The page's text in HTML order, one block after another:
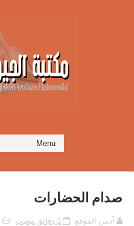
صدام الحضارات
آدمن الموقع 2 دقائق مضت